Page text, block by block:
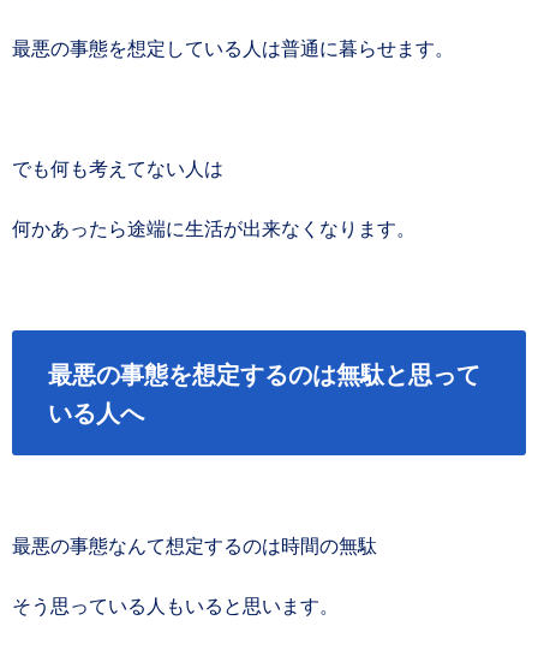
最悪の事態を想定している人は普通に暮らせます。
でも何も考えてない人は
何かあったら途端に生活が出来なくなります。
最悪の事態を想定するのは無駄と思って
いる人へ
最悪の事態なんて想定するのは時間の無駄
そう思っている人もいると思います。